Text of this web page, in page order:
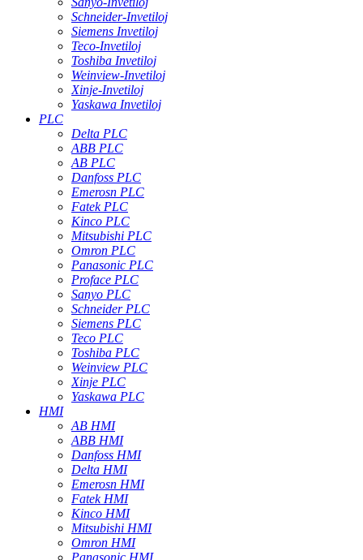
Schneider-Invetiloj
Siemens Invetiloj
Teco-Invetiloj
Toshiba Invetiloj
Weinview-Invetiloj
Xinje-Invetiloj
Yaskawa Invetiloj
PLC
Delta PLC
ABB PLC
AB PLC
Danfoss PLC
Emerosn PLC
Fatek PLC
Kinco PLC
Mitsubishi PLC
Omron PLC
Panasonic PLC
Proface PLC
Sanyo PLC
Schneider PLC
Siemens PLC
Teco PLC
Toshiba PLC
Weinview PLC
Xinje PLC
Yaskawa PLC
HMI
AB HMI
ABB HMI
Danfoss HMI
Delta HMI
Emerosn HMI
Fatek HMI
Kinco HMI
Mitsubishi HMI
Omron HMI
Panasonic HMI